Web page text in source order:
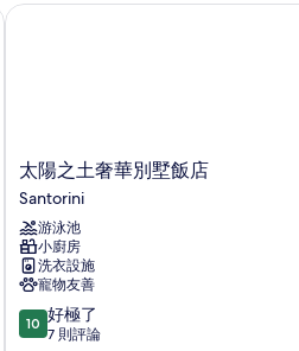
太
陽
之
土
奢
華
別
墅
飯
太陽之土奢華別墅飯店
Santorini
游泳池
小廚房
洗衣設施
寵物友善
10.0
分，
10 好極了
7 則評論
太陽之土奢華別墅飯店